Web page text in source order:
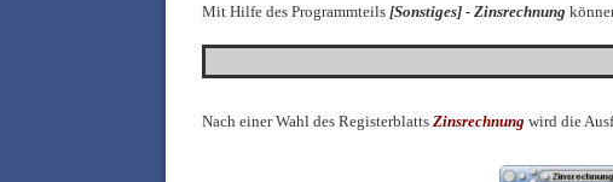
Mit Hilfe des Programmteils [Sonstiges] - Zinsrechnung
Nach einer Wahl des Registerblatts Zinsrechnung wird die